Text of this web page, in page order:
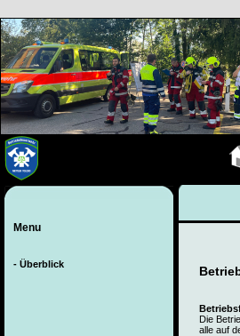
Menu
- Überblick
Die
alle auf